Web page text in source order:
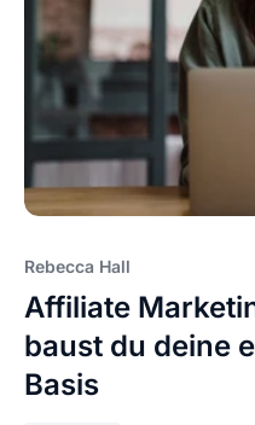
Rebecca Hall
Affiliate
baust du deine
Basis